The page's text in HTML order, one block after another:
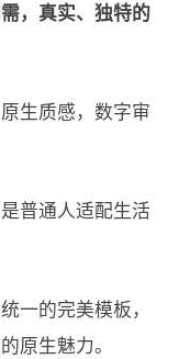
，真实、独特的
生质感，数字审
普通人适配生活
一的完美模板，
原生魅力。